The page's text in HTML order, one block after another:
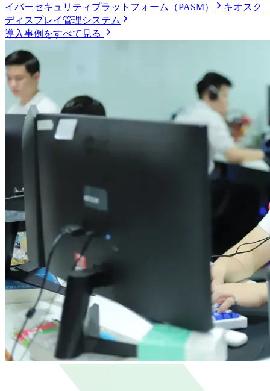
イバーセキュリティプラットフォーム（PASM）
キオスク
ディスプレイ管理システム
導入事例をすべて見る